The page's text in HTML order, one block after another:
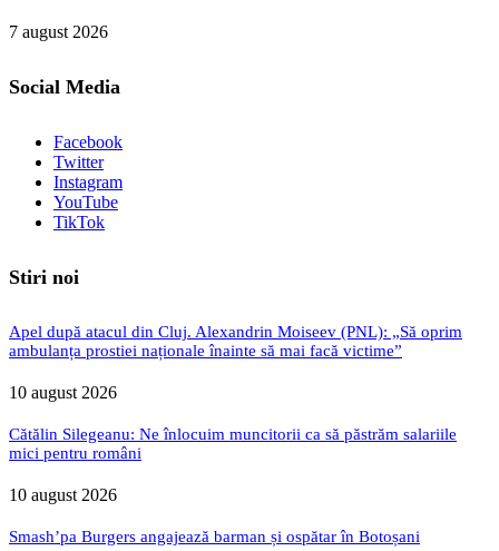
7 august 2026
Social Media
Facebook
Twitter
Instagram
YouTube
TikTok
Stiri noi
Apel după atacul din Cluj. Alexandrin Moiseev (PNL): „Să oprim
ambulanța prostiei naționale înainte să mai facă victime”
10 august 2026
Cătălin Silegeanu: Ne înlocuim muncitorii ca să păstrăm salariile
mici pentru români
10 august 2026
Smash’pa Burgers angajează barman și ospătar în Botoșani